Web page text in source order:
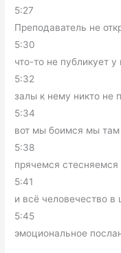
5:27
Преподаватель не
5:30
что-то не публикует
5:32
залы к нему никто не
5:34
вот мы боимся мы там
5:38
прячемся
5:41
и всё человечество в
5:45
эмоциональное